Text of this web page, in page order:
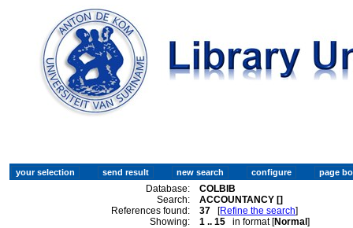
Database:
COLBIB
Search:
ACCOUNTANCY []
References found:
37 [Refine the search]
Showing:
1 .. 15 in format [Normal]